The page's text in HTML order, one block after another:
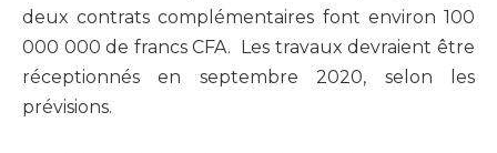
deux contrats complémentaires font environ 100
000 000 de francs CFA. Les travaux devraient être
réceptionnés en septembre 2020, selon les
prévisions.